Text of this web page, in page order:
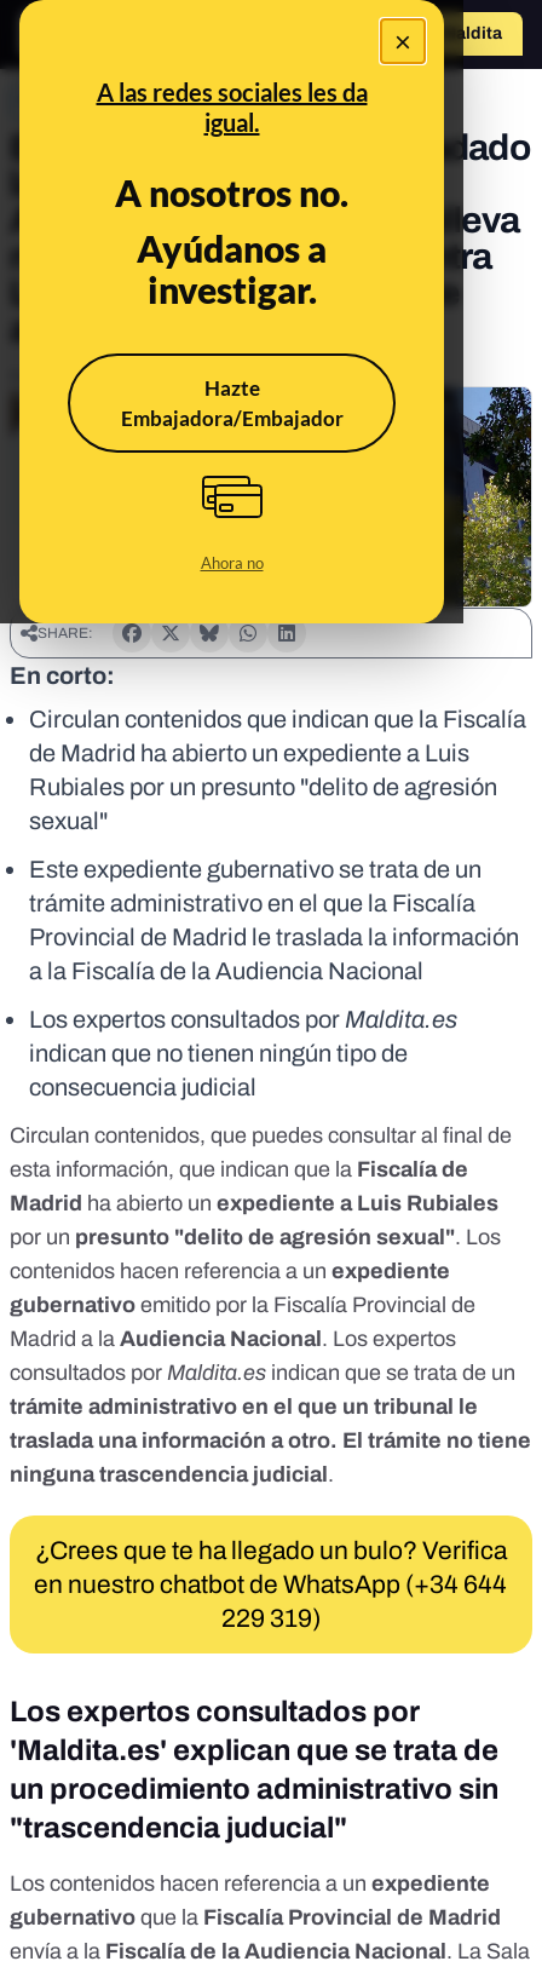
×
A las redes sociales les da
igual.
A nosotros no.
Ayúdanos a
investigar.
Hazte
Embajadora/Embajador
Ahora no
Hazte Maldito
PREBUNKING
El expediente que ha trasladado
la Fiscalía de Madrid a la
Audiencia Nacional no conlleva
ninguna acción judicial contra
Luis Rubiales: es un trámite
Publicado el
SHARE:
En corto:
Circulan contenidos que indican que la Fiscalía
de Madrid ha abierto un expediente a Luis
Rubiales por un presunto "delito de agresión
sexual"
Este expediente gubernativo se trata de un
trámite administrativo en el que la Fiscalía
Provincial de Madrid le traslada la información
a la Fiscalía de la Audiencia Nacional
Los expertos consultados por Maldita.es
indican que no tienen ningún tipo de
consecuencia judicial
Circulan contenidos, que puedes consultar al final de
esta información, que indican que la Fiscalía de
Madrid ha abierto un expediente a Luis Rubiales
por un presunto "delito de agresión sexual". Los
contenidos hacen referencia a un expediente
gubernativo emitido por la Fiscalía Provincial de
Madrid a la Audiencia Nacional . Los expertos
consultados por Maldita.es indican que se trata de un
trámite administrativo en el que un tribunal le
traslada una información a otro. El trámite no tiene
ninguna trascendencia judicial .
¿Crees que te ha llegado un bulo? Verifica
en nuestro chatbot de WhatsApp (+34 644
229 319)
Los expertos consultados por
'Maldita.es' explican que se trata de
un procedimiento administrativo sin
"trascendencia juducial"
Los contenidos hacen referencia a un expediente
gubernativo que la Fiscalía Provincial de Madrid
envía a la Fiscalía de la Audiencia Nacional . La Sala